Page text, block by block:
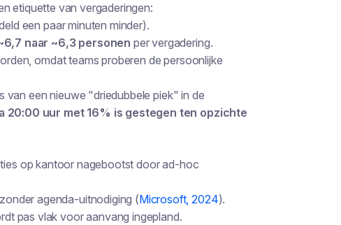
etiquette van vergaderingen:
een paar minuten minder).
naar ~6,3 personen per vergadering.
omdat teams proberen de persoonlijke
van een nieuwe "driedubbele piek" in de
20:00 uur met 16% is gestegen ten opzichte
op kantoor nagebootst door ad-hoc
agenda-uitnodiging (Microsoft, 2024).
pas vlak voor aanvang ingepland.